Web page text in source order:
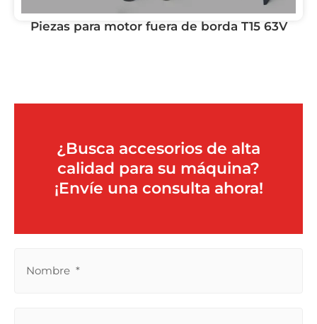
Piezas para motor fuera de borda T15 63V
¿Busca accesorios de alta
calidad para su máquina?
¡Envíe una consulta ahora!